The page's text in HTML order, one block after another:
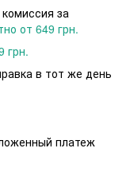
за
от 649 грн.
грн.
в тот же день
платеж